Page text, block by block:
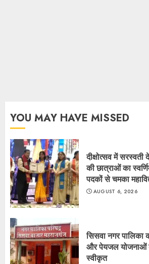
YOU MAY HAVE MISSED
दीक्षोत्सव में सरस्वती
की छात्राओं का
पदकों से चमका
AUGUST 6, 2026
सिसवा नगर पालिका
और पेयजल योजनाओं
स्वीकृत